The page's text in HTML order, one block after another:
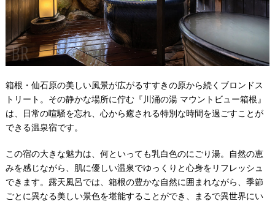
箱根・仙石原の美しい風景が広がるすすきの原から続くブロンドス
トリート。その静かな場所に佇む『川涌の湯 マウントビュー箱根』
は、日常の喧騒を忘れ、心から癒される特別な時間を過ごすことが
できる温泉宿です。
この宿の大きな魅力は、何といっても乳白色のにごり湯。自然の恵
みを感じながら、肌に優しい温泉でゆっくりと心身をリフレッシュ
できます。露天風呂では、箱根の豊かな自然に囲まれながら、季節
ごとに異なる美しい景色を堪能することができ、まるで異世界にい